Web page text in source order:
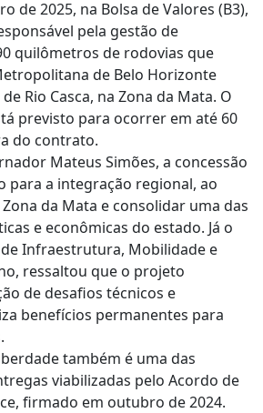
de 2025, na Bolsa de Valores (B3),
pela gestão de
quilômetros de rodovias que
de Belo Horizonte
Rio Casca, na Zona da Mata. O
previsto para ocorrer em até 60
do contrato.
Mateus Simões, a concessão
para a integração regional, ao
da Mata e consolidar uma das
e econômicas do estado. Já o
Infraestrutura, Mobilidade e
ressaltou que o projeto
de desafios técnicos e
benefícios permanentes para
também é uma das
viabilizadas pelo Acordo de
firmado em outubro de 2024.